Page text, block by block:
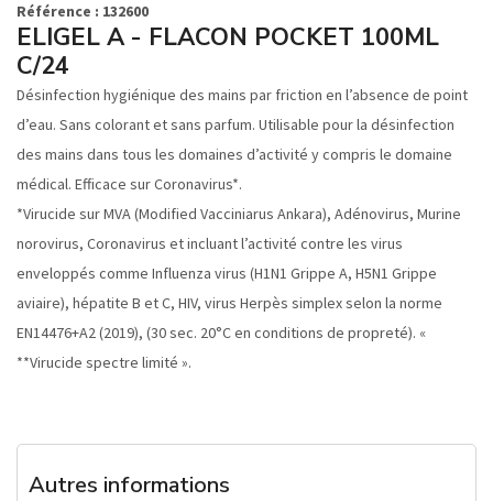
Référence : 132600
ELIGEL A - FLACON POCKET 100ML
C/24
Désinfection hygiénique des mains par friction en l’absence de point
d’eau. Sans colorant et sans parfum. Utilisable pour la désinfection
des mains dans tous les domaines d’activité y compris le domaine
médical. Efficace sur Coronavirus*.
*Virucide sur MVA (Modified Vacciniarus Ankara), Adénovirus, Murine
norovirus, Coronavirus et incluant l’activité contre les virus
enveloppés comme Influenza virus (H1N1 Grippe A, H5N1 Grippe
aviaire), hépatite B et C, HIV, virus Herpès simplex selon la norme
EN14476+A2 (2019), (30 sec. 20°C en conditions de propreté). «
**Virucide spectre limité ».
Autres informations